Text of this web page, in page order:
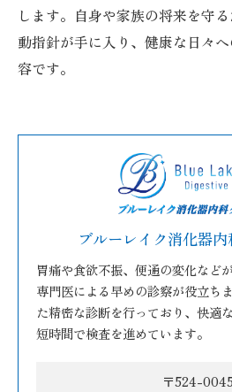
します。自身や家族の将来を守
動指針が手に入り、健康な日々
容です。
ブルーレイク消化器
胃痛や食欲不振、便通の変化など
専門医による早めの診察が役立ち
た精密な診断を行っており、快適
短時間で検査を進めています。
〒524-